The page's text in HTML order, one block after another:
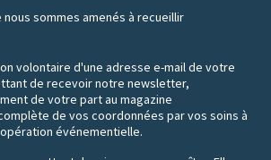
sommes amenés à recueillir
volontaire d'une adresse e-mail de votre
de recevoir notre newsletter,
de votre part au magazine
de vos coordonnées par vos soins à
événementielle.